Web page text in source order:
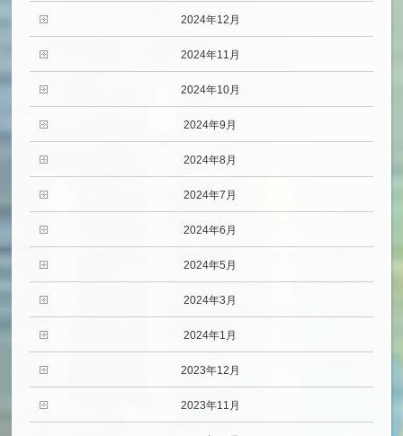
2024年12月
2024年11月
2024年10月
2024年9月
2024年8月
2024年7月
2024年6月
2024年5月
2024年3月
2024年1月
2023年12月
2023年11月